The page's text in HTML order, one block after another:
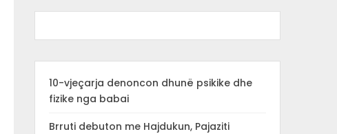
10-vjeçarja denoncon dhunë psikike dhe
fizike nga babai
Brruti debuton me Hajdukun, Pajaziti